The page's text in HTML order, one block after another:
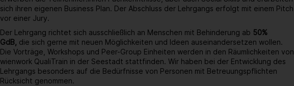
sich ihren eigenen Business Plan. Der Abschluss der Lehrgangs erfolgt mit einem Pitch
vor einer Jury.
Der Lehrgang richtet sich ausschließlich an Menschen mit Behinderung ab 50%
GdB, die sich gerne mit neuen Möglichkeiten und Ideen auseinandersetzen wollen.
Die Vorträge, Workshops und Peer-Group Einheiten werden in den Räumlichkeiten von
wienwork QualiTrain in der Seestadt stattfinden. Wir haben bei der Entwicklung des
Lehrgangs besonders auf die Bedürfnisse von Personen mit Betreuungspflichten
Rücksicht genommen.